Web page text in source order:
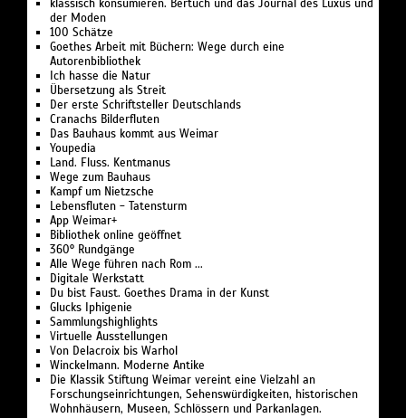
klassisch konsumieren. Bertuch und das Journal des Luxus und
der Moden
100 Schätze
Goethes Arbeit mit Büchern: Wege durch eine
Autorenbibliothek
Ich hasse die Natur
Übersetzung als Streit
Der erste Schriftsteller Deutschlands
Cranachs Bilderfluten
Das Bauhaus kommt aus Weimar
Youpedia
Land. Fluss. Kentmanus
Wege zum Bauhaus
Kampf um Nietzsche
Lebensfluten - Tatensturm
App Weimar+
Bibliothek online geöffnet
360° Rundgänge
Alle Wege führen nach Rom ...
Digitale Werkstatt
Du bist Faust. Goethes Drama in der Kunst
Glucks Iphigenie
Sammlungshighlights
Virtuelle Ausstellungen
Von Delacroix bis Warhol
Winckelmann. Moderne Antike
Die Klassik Stiftung Weimar vereint eine Vielzahl an
Forschungseinrichtungen, Sehenswürdigkeiten, historischen
Wohnhäusern, Museen, Schlössern und Parkanlagen.